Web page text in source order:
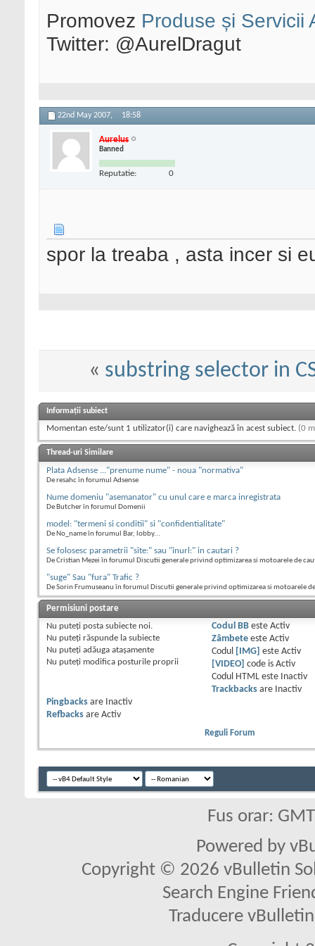
Promovez Produse și Servicii
Twitter: @AurelDragut
22nd May 2007, 18:58
Aurelus
Banned
Reputatie: 0
spor la treaba , asta incer si
« substring selector in
Informații subiect
Momentan este/sunt 1 utilizator(i) care navighează în acest subiect. (0
Thread-uri Similare
Plata Adsense ..."prenume nume" - noua "normativa"
De resahc în forumul Adsense
Nume domeniu "asemanator" cu unul care e marca inregistrata
De Butcher în forumul Domenii
model: "termeni si conditii" si "confidentialitate"
De No_name în forumul Bar, lobby...
Se folosesc parametrii "site:" sau "inurl:" in cautari ?
De Cristian Mezei în forumul Discutii generale privind optimizarea si motoarele de
"suge" Sau "fura" Trafic ?
De Sorin Frumuseanu în forumul Discutii generale privind optimizarea si motoarele
Permisiuni postare
Nu puteţi posta subiecte noi.
Nu puteţi răspunde la subiecte
Nu puteţi adăuga ataşamente
Nu puteţi modifica posturile proprii
Codul BBeste Activ
Zâmbeteeste Activ
Codul
[IMG] este Activ
[VIDEO]
code is Activ
Codul HTML este
Inactiv
Trackbacksare
Inactiv
Pingbacks are
Inactiv
Refbacks are Activ
Reguli Forum
Fus orar:
Powered by
Copyright © 2026 vBulletin
Search Engine
Traducere